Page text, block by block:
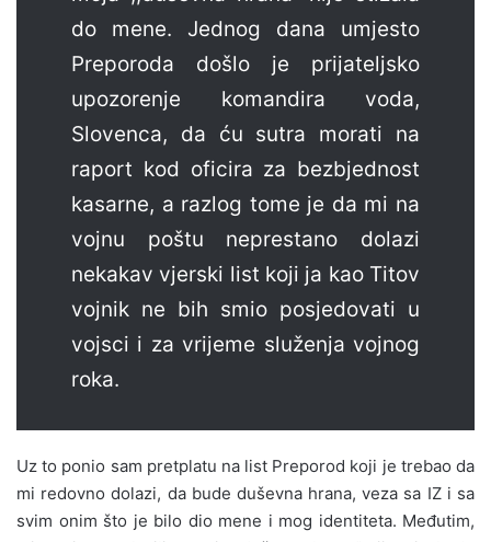
do mene. Jednog dana umjesto
Preporoda došlo je prijateljsko
upozorenje komandira voda,
Slovenca, da ću sutra morati na
raport kod oficira za bezbjednost
kasarne, a razlog tome je da mi na
vojnu poštu neprestano dolazi
nekakav vjerski list koji ja kao Titov
vojnik ne bih smio posjedovati u
vojsci i za vrijeme služenja vojnog
roka.
Uz to ponio sam pretplatu na list Preporod koji je trebao da
mi redovno dolazi, da bude duševna hrana, veza sa IZ i sa
svim onim što je bilo dio mene i mog identiteta. Međutim,